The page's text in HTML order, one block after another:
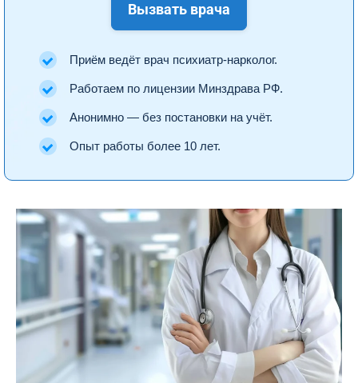
Вызвать врача
Приём ведёт врач психиатр-нарколог.
Работаем по лицензии Минздрава РФ.
Анонимно — без постановки на учёт.
Опыт работы более 10 лет.